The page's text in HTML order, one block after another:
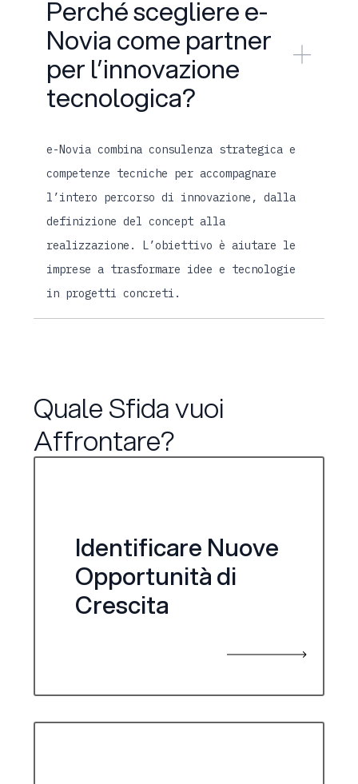
Perché scegliere e-
Novia come partner
per l’innovazione
tecnologica?
e-Novia combina consulenza strategica e
competenze tecniche per accompagnare
l’intero percorso di innovazione, dalla
definizione del concept alla
realizzazione. L’obiettivo è aiutare le
imprese a trasformare idee e tecnologie
in progetti concreti.
Quale Sfida vuoi
Affrontare?
Identificare Nuove
Opportunità di
Crescita